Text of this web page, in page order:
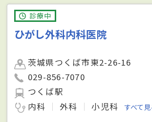
診療中
ひがし外科内科医院
茨城県つくば市東2-26-16
029-856-7070
つくば駅
内科
外科 小児科 すべて見